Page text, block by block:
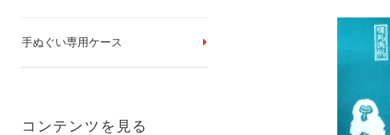
手ぬぐい専用ケース
コンテンツを見る